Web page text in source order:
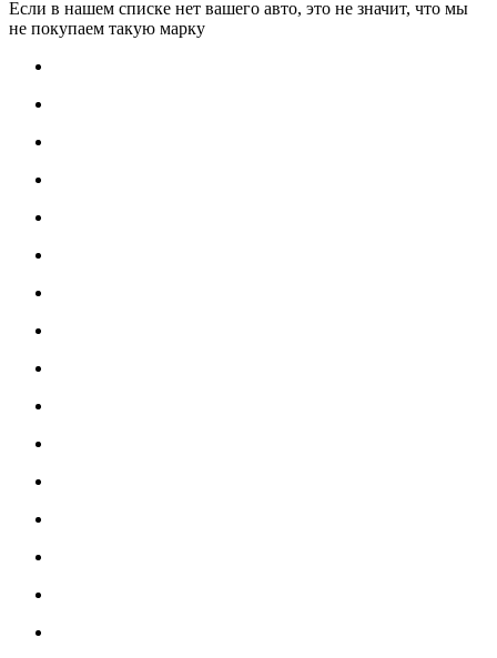
Если в нашем списке нет вашего авто, это не значит, что мы
не покупаем такую марку